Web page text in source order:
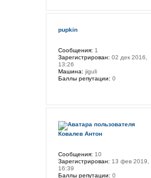
pupkin
Сообщения: 1
Зарегистрирован: 02 дек 2016,
13:26
Машина: jiguli
Баллы репутации: 0
Ковалев Антон
Сообщения: 10
Зарегистрирован: 13 фев 2019,
16:39
Баллы репутации: 0